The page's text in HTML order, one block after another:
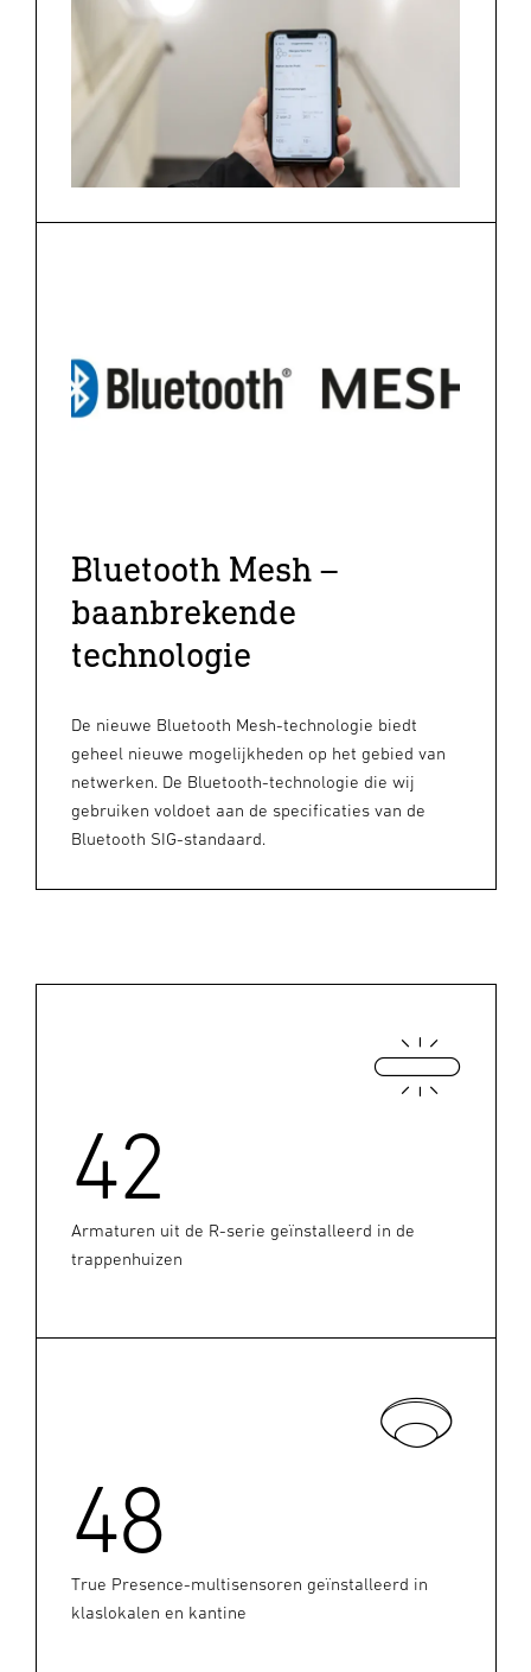
Bluetooth Mesh –
baanbrekende
technologie
De nieuwe Bluetooth Mesh-technologie biedt
geheel nieuwe mogelijkheden op het gebied van
netwerken. De Bluetooth-technologie die wij
gebruiken voldoet aan de specificaties van de
Bluetooth SIG-standaard.
42
Armaturen uit de R-serie geïnstalleerd in de
trappenhuizen
48
True Presence-multisensoren geïnstalleerd in
klaslokalen en kantine